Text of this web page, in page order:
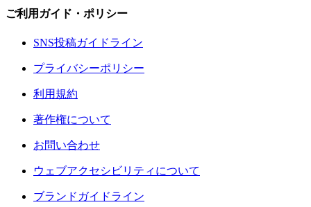
ご利用ガイド・ポリシー
SNS投稿ガイドライン
プライバシーポリシー
利用規約
著作権について
お問い合わせ
ウェブアクセシビリティについて
ブランドガイドライン